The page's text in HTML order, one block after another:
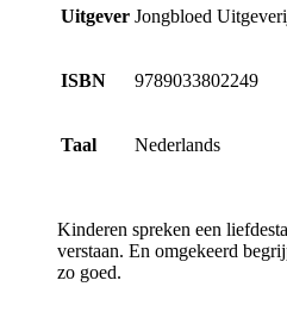
Uitgever Jongbloed
ISBN 9789033802249
Taal Nederlands
Kinderen spreken een
verstaan. En omgekeerd
zo goed.